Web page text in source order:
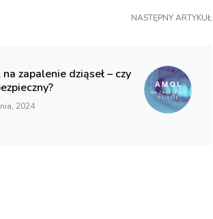
NASTĘPNY ARTYKUŁ
zapalenie dziąseł – czy
2024